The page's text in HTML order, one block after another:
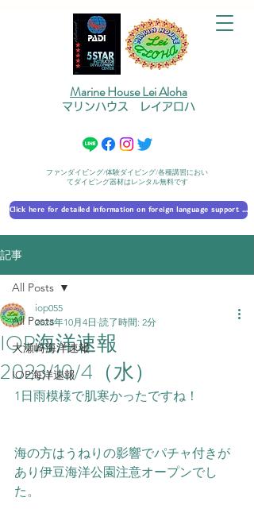
Marine House Lei Aloha
マリンハウス レイアロハ
ファンダイビング/体験ダイビング/各種講習におい
てダイビング器材はレンタル無料です
Click here for detailed information on foreign language support 外国語対応の詳細に​ついて
記事
All Posts
大瀬崎海洋速報
IOP海洋速報
All Posts
IOP海洋速報
2023/10/4（水）
iop055
2023年10月4日 読了時間: 2分
1日雨模様で肌寒かったですね！
海の方はうねりの影響でパチャ付きが
あり伊豆海洋公園注意オープンでし
た。